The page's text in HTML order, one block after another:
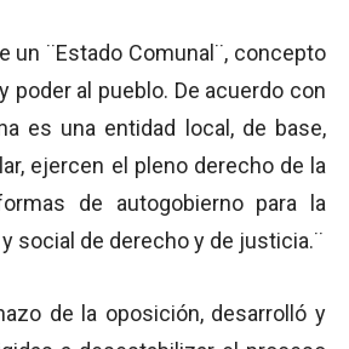
un ¨Estado Comunal¨, concepto
al pueblo. De acuerdo con
es una entidad local, de base,
ejercen el pleno derecho de la
de autogobierno para la
social de derecho y de justicia.¨
de la oposición, desarrolló y